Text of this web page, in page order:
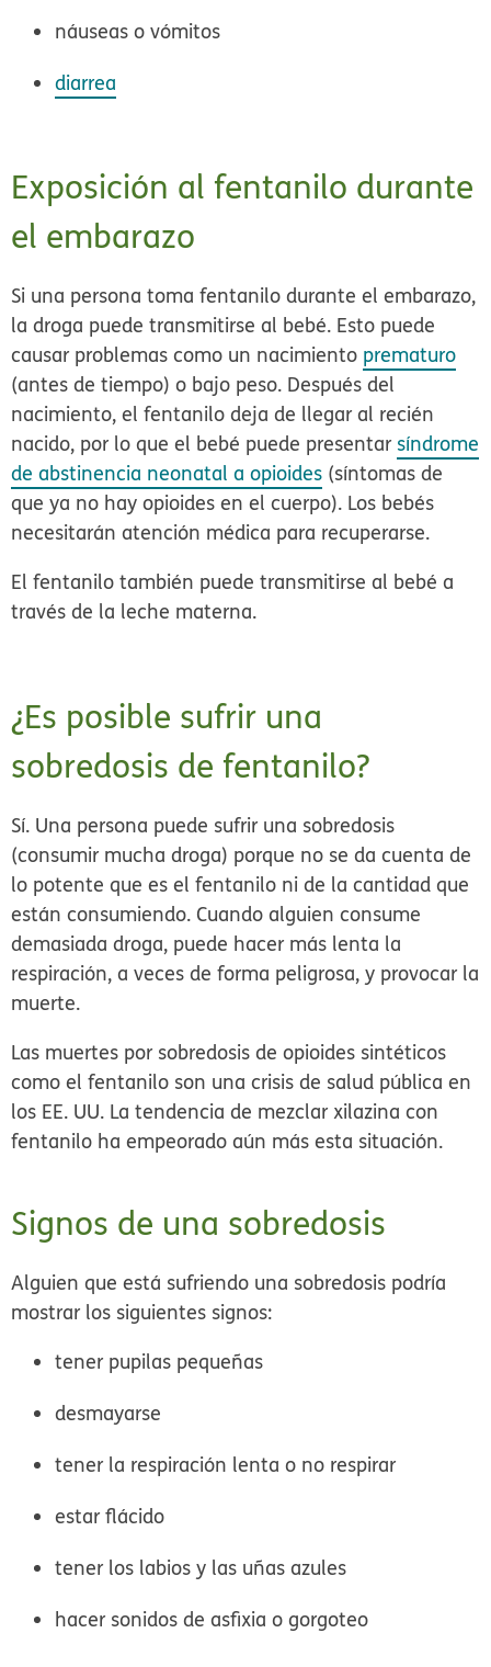
náuseas o vómitos
diarrea
Exposición al fentanilo durante
el embarazo
Si una persona toma fentanilo durante el embarazo,
la droga puede transmitirse al bebé. Esto puede
causar problemas como un nacimiento prematuro
(antes de tiempo) o bajo peso. Después del
nacimiento, el fentanilo deja de llegar al recién
nacido, por lo que el bebé puede presentar síndrome
de abstinencia neonatal a opioides (síntomas de
que ya no hay opioides en el cuerpo). Los bebés
necesitarán atención médica para recuperarse.
El fentanilo también puede transmitirse al bebé a
través de la leche materna.
¿Es posible sufrir una
sobredosis de fentanilo?
Sí. Una persona puede sufrir una sobredosis
(consumir mucha droga) porque no se da cuenta de
lo potente que es el fentanilo ni de la cantidad que
están consumiendo. Cuando alguien consume
demasiada droga, puede hacer más lenta la
respiración, a veces de forma peligrosa, y provocar la
muerte.
Las muertes por sobredosis de opioides sintéticos
como el fentanilo son una crisis de salud pública en
los EE. UU. La tendencia de mezclar xilazina con
fentanilo ha empeorado aún más esta situación.
Signos de una sobredosis
Alguien que está sufriendo una sobredosis podría
mostrar los siguientes signos:
tener pupilas pequeñas
desmayarse
tener la respiración lenta o no respirar
estar flácido
tener los labios y las uñas azules
hacer sonidos de asfixia o gorgoteo